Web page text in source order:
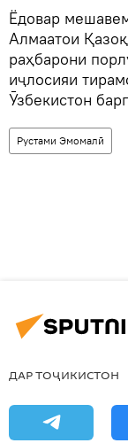
Ёдовар
Алмаатои
раҳбарони
иҷлосияи
Ӯзбекистон
Рустами Эмомалӣ
ДАР ТОҶИКИСТОН